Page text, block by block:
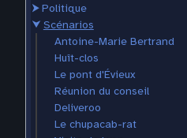
⮞Politique
⮟ Scénarios
Antoine-Marie Bertrand
Huît-clos
Le pont d'Évieux
Réunion du conseil
Deliveroo
Le chupacab-rat